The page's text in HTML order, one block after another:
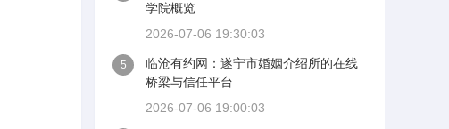
学院概览
2026-07-06 19:30:03
5
临沧有约网：遂宁市婚姻介绍所的在线
桥梁与信任平台
2026-07-06 19:00:03